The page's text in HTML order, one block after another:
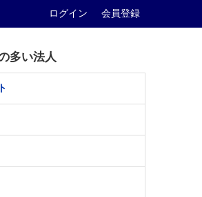
ログイン 会員登録
多い法人